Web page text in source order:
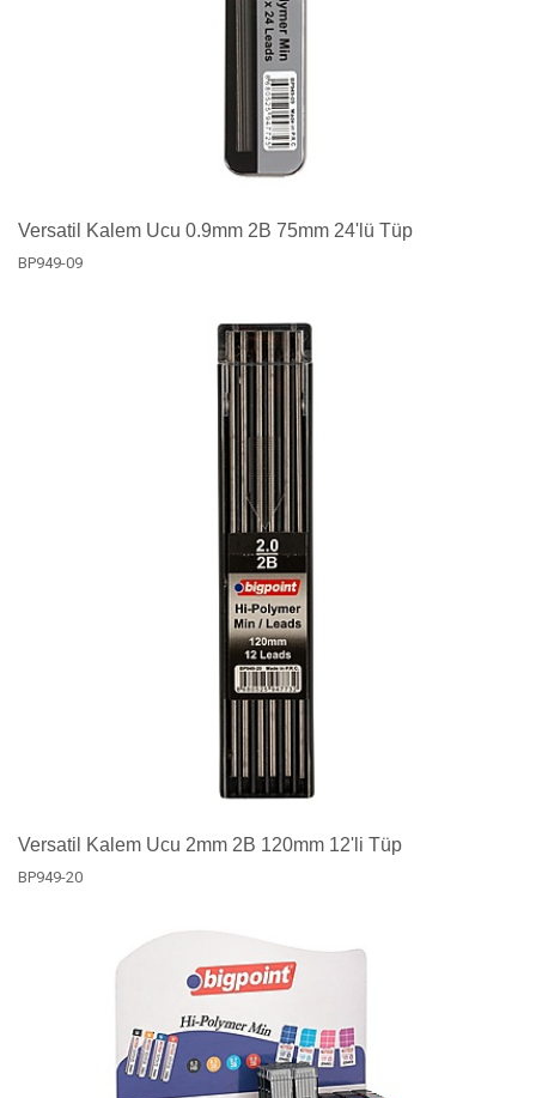
Versatil Kalem Ucu 0.9mm 2B 75mm 24'lü Tüp
BP949-09
Versatil Kalem Ucu 2mm 2B 120mm 12'li Tüp
BP949-20